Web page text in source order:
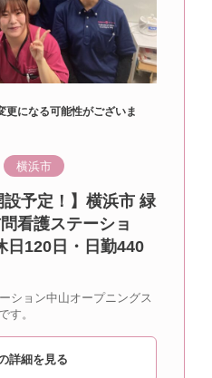
になる可能性がございま
横浜市
設予定！】横浜市 緑
看護ステーショ
日120日・日勤440
ション中山オープニングス
す。
詳細を見る